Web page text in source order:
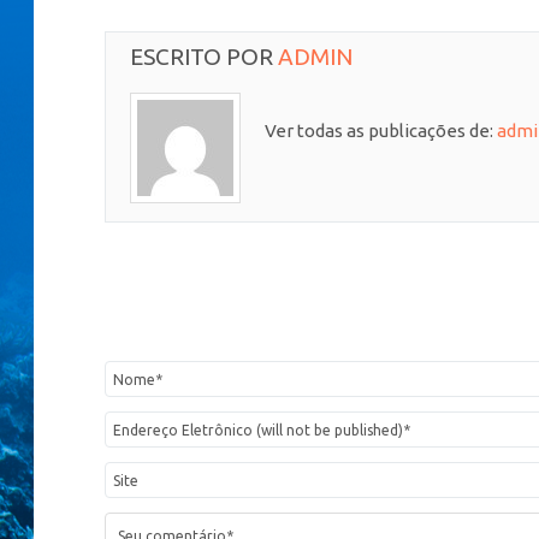
ESCRITO POR ADMIN
Ver todas as publicações de: